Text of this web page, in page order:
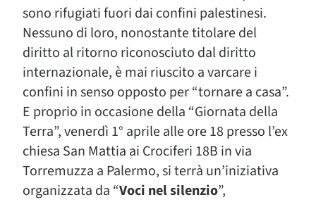
sono rifugiati fuori dai confini palestinesi.
Nessuno di loro, nonostante titolare del
diritto al ritorno riconosciuto dal diritto
internazionale, è mai riuscito a varcare i
confini in senso opposto per “tornare a casa”.
E proprio in occasione della “Giornata della
Terra”, venerdì 1° aprile alle ore 18 presso l’ex
chiesa San Mattia ai Crociferi 18B in via
Torremuzza a Palermo, si terrà un’iniziativa
organizzata da “Voci nel silenzio”,